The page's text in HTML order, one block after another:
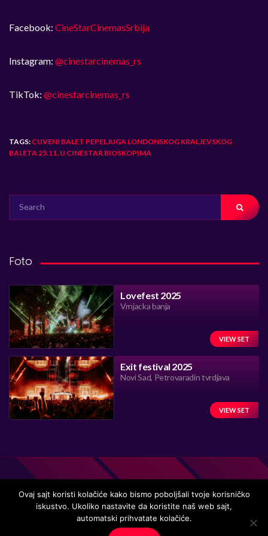
Facebook: CineStarCinemasSrbija
Instagram: @cinestarcinemas_rs
TikTok: @cinestarcinemas_rs
TAGS: CUVENI BALET PEPELJUGA LONDONSKOG KRALJEVSKOG
BALETA 25.11. U CINESTAR BIOSKOPIMA
FOR:
Foto
Lovefest 2025
Vrnjacka banja
VIEW SET
Exit festival 2025
Novi Sad, Petrovaradin tvrdjava
VIEW SET
Handmade in Serbia 15 years ago, while listening to the great
Ovaj sajt koristi kolačiće kako bismo poboljšali tvoje korisničko
iskustvo. Ukoliko nastavite da koristite naš web sajt,
automatski prihvatate kolačiće.